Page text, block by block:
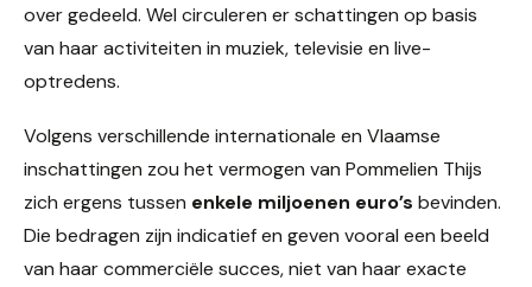
over gedeeld. Wel circuleren er schattingen op basis
van haar activiteiten in muziek, televisie en live-
optredens.
Volgens verschillende internationale en Vlaamse
inschattingen zou het vermogen van Pommelien Thijs
zich ergens tussen enkele miljoenen euro’s bevinden.
Die bedragen zijn indicatief en geven vooral een beeld
van haar commerciële succes, niet van haar exacte